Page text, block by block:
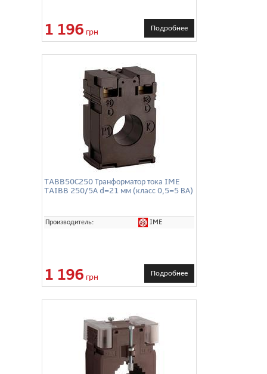
1 196 грн Подробнее
TABB50С250 Транформатор тока IME
TAIBB 250/5А d=21 мм (класс 0,5=5 ВА)
Производитель: IME
1 196 грн Подробнее